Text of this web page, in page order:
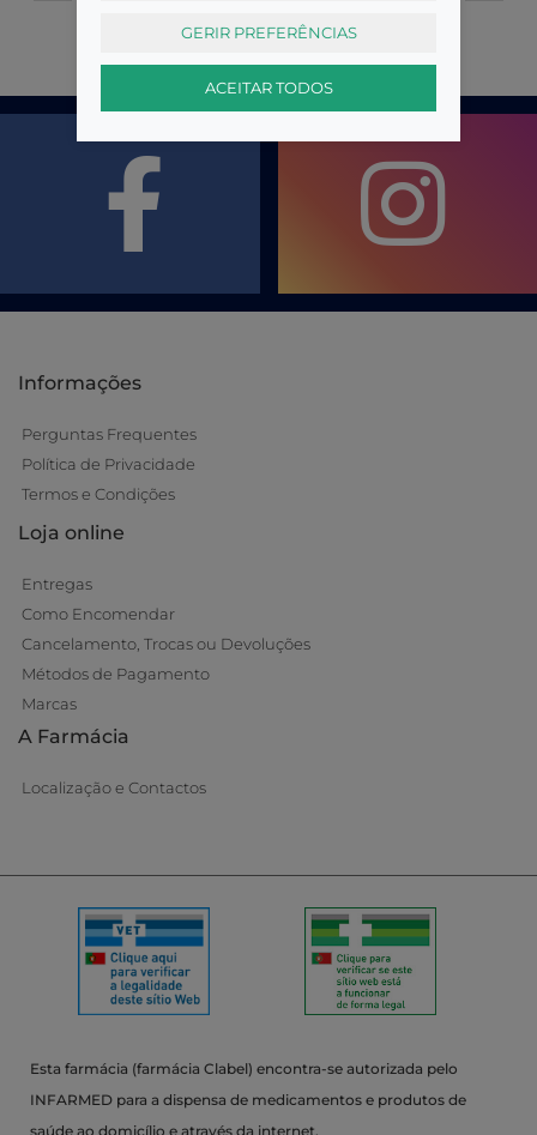
Informações
Perguntas Frequentes
Política de Privacidade
Termos e Condições
Loja online
Entregas
Como Encomendar
Cancelamento, Trocas ou Devoluções
Métodos de Pagamento
Marcas
A Farmácia
Localização e Contactos
Esta farmácia (farmácia Clabel) encontra-se autorizada pelo
INFARMED para a dispensa de medicamentos e produtos de
saúde ao domicílio e através da internet.
GERIR PREFERÊNCIAS
ACEITAR TODOS